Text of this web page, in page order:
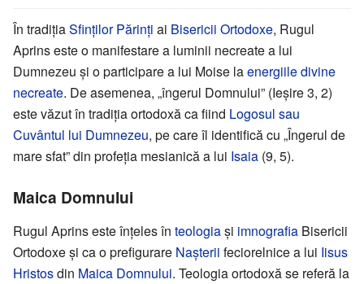
În tradițiaSfinților Părinți ai Bisericii Ortodoxe, Rugul
Aprins este o manifestare a luminii necreate a lui
Dumnezeu și o participare a lui Moise laenergiile divine
necreate. De asemenea, „îngerul Domnului” (Ieșire 3, 2)
este văzut în tradiția ortodoxă ca fiind Logosul sau
Cuvântul lui Dumnezeu, pe care îl identifică cu „Îngerul de
mare sfat” din profeția mesianică a lui Isaia (9, 5).
Maica Domnului
Rugul Aprins este înțeles în teologiași imnografia Bisericii
Ortodoxe și ca o prefigurare Nașterii feciorelnice a lui Iisus
Hristosdin Maica Domnului. Teologia ortodoxă se referă la